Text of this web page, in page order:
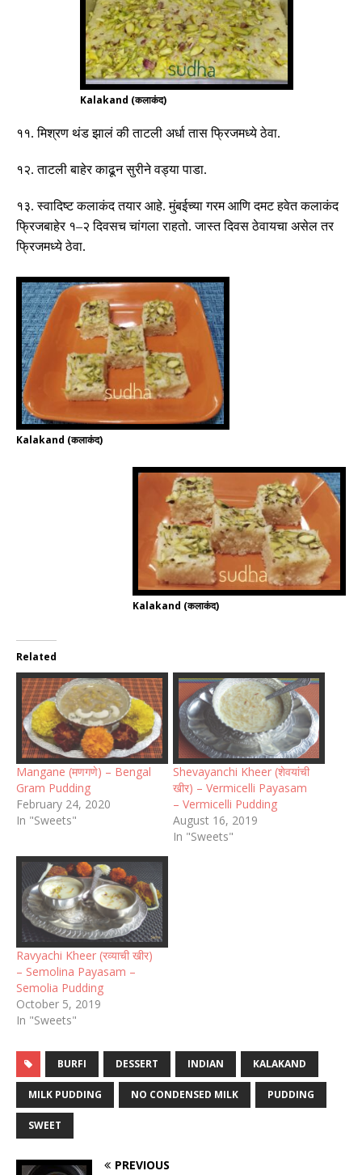
Kalakand (कलाकंद)
११.मिश्रण थंड झालं की ताटली अर्धा तास फ्रिजमध्ये ठेवा.
१२.ताटली बाहेर काढून सुरीने वड्या पाडा.
१३.स्वादिष्ट कलाकंद तयार आहे.मुंबईच्या गरम आणि दमट हवेत कलाकंद
फ्रिजबाहेर १–२ दिवसच चांगला राहतो.जास्त दिवस ठेवायचा असेल तर
फ्रिजमध्ये ठेवा.
Kalakand (कलाकंद)
Kalakand (कलाकंद)
Related
Mangane (मणगणे) – Bengal
Gram Pudding
February 24, 2020
In "Sweets"
Shevayanchi Kheer (शेवयांची
खीर) – Vermicelli Payasam
– Vermicelli Pudding
August 16, 2019
In "Sweets"
Ravyachi Kheer (रव्याची खीर)
– Semolina Payasam –
Semolia Pudding
October 5, 2019
In "Sweets"
BURFI DESSERT INDIAN KALAKAND
MILK PUDDING NO CONDENSED MILK PUDDING
SWEET
PREVIOUS